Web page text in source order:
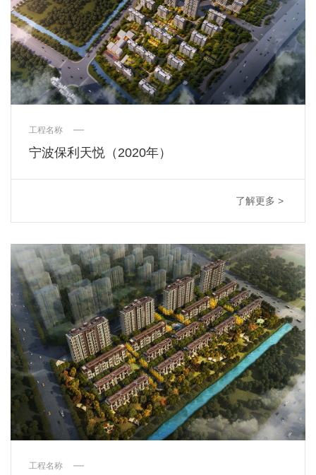
工程名称
宁波保利天悦（2020年）
了解更多 >
工程名称